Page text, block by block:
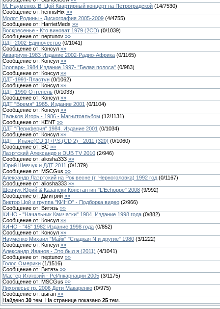
М. Науменко, В. Цой Квартирный концерт на Петроградской (14/7530)
Сообщение от: hennisHix »»
Молот Родины - Дискография 2005-2009 (4/4755)
Сообщение от: HarrietMeds »»
Воскресенье - Кто виноват 1979 (2CD) (0/1039)
Сообщение от: neptunov »»
ДДТ-2002-Единочество (0/1041)
Сообщение от: Консул »»
Аквариум-1983 Издание 2002-Радио-Африка (0/1165)
Сообщение от: Консул »»
Зоопарк- 1984 Издание 1997- "Белая полоса" (0/983)
Сообщение от: Консул »»
ДДТ-1991-Пластун (0/1062)
Сообщение от: Консул »»
ДДТ-1990-Оттепель (0/1033)
Сообщение от: Консул »»
ДДТ "Время" 1985. Издание 2001 (0/1104)
Сообщение от: Консул »»
Тальков Игорь - 1986 - Магнитоальбом (12/1131)
Сообщение от: KENT »»
ДДТ "Периферия" 1984. Издание 2001 (0/1034)
Сообщение от: Консул »»
ДДТ - Иначе(CD 1)+P.S.(CD 2) - 2011 (320) (0/1060)
Сообщение от: ВС »»
Лаэртский Александр и DUB TV 2010 (2/946)
Сообщение от: aliosha333 »»
Юрий Шевчук и ДДТ 2011 (0/1379)
Сообщение от: MSCGus »»
Александр Лаэртский на Рок весне (г. Черноголовка) 1992 год (0/1167)
Сообщение от: aliosha333 »»
Шевчук Юрий & Казански Константин "L'Echoppe" 2008 (9/992)
Сообщение от: Дмитрий »»
Виктор Цой и группа "КИНО" - Подборка видео (2/966)
Сообщение от: Витязь »»
КИНО - "Начальник Камчатки" 1984. Издание 1998 года (0/882)
Сообщение от: Консул »»
КИНО - "45" 1982 Издание 1998 года (0/852)
Сообщение от: Консул »»
Науменко Михаил "Майк" "Сладкая N и другие" 1980 (3/1222)
Сообщение от: Консул »»
Александр Иванов - Это был я (2011) (4/1041)
Сообщение от: neptunov »»
Голос Омерики (1/1516)
Сообщение от: Витязь »»
Мастер Иллюзий - РеИнкарнации 2005 (3/1175)
Сообщение от: MSCGus »»
Лихолесье гр. 2006 Дети Макаренко (0/975)
Сообщение от: цыган »»
Найдено 30 тем. На странице показано 25 тем.